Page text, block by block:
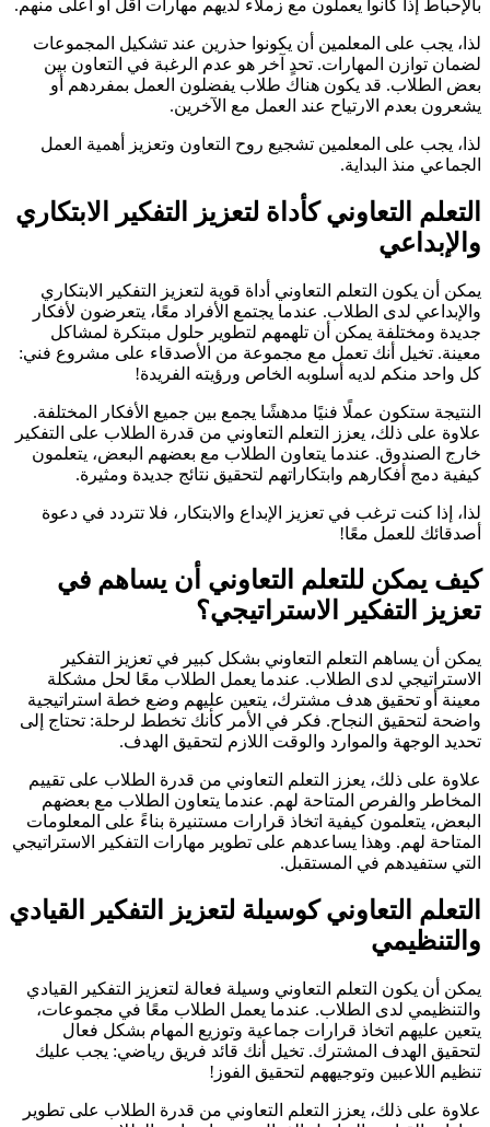
بالإحباط إذا كانوا يعملون مع زملاء لديهم مهارات أقل أو أعلى منهم.
لذا، يجب على المعلمين أن يكونوا حذرين عند تشكيل المجموعات
لضمان توازن المهارات. تحدٍ آخر هو عدم الرغبة في التعاون بين
بعض الطلاب. قد يكون هناك طلاب يفضلون العمل بمفردهم أو
يشعرون بعدم الارتياح عند العمل مع الآخرين.
لذا، يجب على المعلمين تشجيع روح التعاون وتعزيز أهمية العمل
الجماعي منذ البداية.
التعلم التعاوني كأداة لتعزيز التفكير الابتكاري
والإبداعي
يمكن أن يكون التعلم التعاوني أداة قوية لتعزيز التفكير الابتكاري
والإبداعي لدى الطلاب. عندما يجتمع الأفراد معًا، يتعرضون لأفكار
جديدة ومختلفة يمكن أن تلهمهم لتطوير حلول مبتكرة لمشاكل
معينة. تخيل أنك تعمل مع مجموعة من الأصدقاء على مشروع فني:
كل واحد منكم لديه أسلوبه الخاص ورؤيته الفريدة!
النتيجة ستكون عملًا فنيًا مدهشًا يجمع بين جميع الأفكار المختلفة.
علاوة على ذلك، يعزز التعلم التعاوني من قدرة الطلاب على التفكير
خارج الصندوق. عندما يتعاون الطلاب مع بعضهم البعض، يتعلمون
كيفية دمج أفكارهم وابتكاراتهم لتحقيق نتائج جديدة ومثيرة.
لذا، إذا كنت ترغب في تعزيز الإبداع والابتكار، فلا تتردد في دعوة
أصدقائك للعمل معًا!
كيف يمكن للتعلم التعاوني أن يساهم في
تعزيز التفكير الاستراتيجي؟
يمكن أن يساهم التعلم التعاوني بشكل كبير في تعزيز التفكير
الاستراتيجي لدى الطلاب. عندما يعمل الطلاب معًا لحل مشكلة
معينة أو تحقيق هدف مشترك، يتعين عليهم وضع خطة استراتيجية
واضحة لتحقيق النجاح. فكر في الأمر كأنك تخطط لرحلة: تحتاج إلى
تحديد الوجهة والموارد والوقت اللازم لتحقيق الهدف.
علاوة على ذلك، يعزز التعلم التعاوني من قدرة الطلاب على تقييم
المخاطر والفرص المتاحة لهم. عندما يتعاون الطلاب مع بعضهم
البعض، يتعلمون كيفية اتخاذ قرارات مستنيرة بناءً على المعلومات
المتاحة لهم. وهذا يساعدهم على تطوير مهارات التفكير الاستراتيجي
التي ستفيدهم في المستقبل.
التعلم التعاوني كوسيلة لتعزيز التفكير القيادي
والتنظيمي
يمكن أن يكون التعلم التعاوني وسيلة فعالة لتعزيز التفكير القيادي
والتنظيمي لدى الطلاب. عندما يعمل الطلاب معًا في مجموعات،
يتعين عليهم اتخاذ قرارات جماعية وتوزيع المهام بشكل فعال
لتحقيق الهدف المشترك. تخيل أنك قائد فريق رياضي: يجب عليك
تنظيم اللاعبين وتوجيههم لتحقيق الفوز!
علاوة على ذلك، يعزز التعلم التعاوني من قدرة الطلاب على تطوير